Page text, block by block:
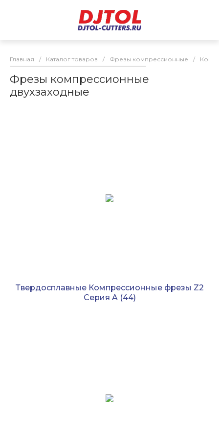
Главная / Каталог товаров / Фрезы компрессионные /
Фрезы компрессионные
двухзаходные
Твердосплавные Компрессионные фрезы Z2
Серия A (44)